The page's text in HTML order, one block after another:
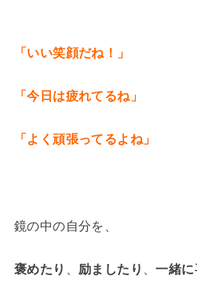
「いい笑顔だね！」
「今日は疲れてるね」
「よく頑張ってるよね」
鏡の中の自分を、
褒めたり 励ましたり 、一緒に